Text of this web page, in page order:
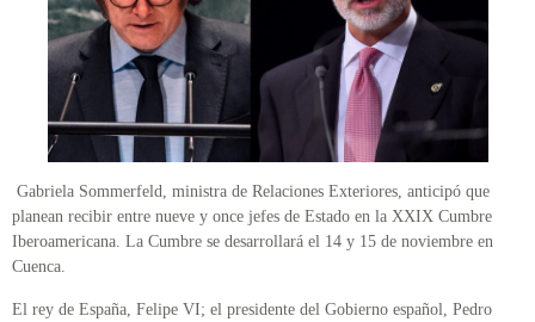
Gabriela Sommerfeld, ministra de Relaciones Exteriores, anticipó que
planean recibir entre nueve y once jefes de Estado en la XXIX Cumbre
Iberoamericana. La Cumbre se desarrollará el 14 y 15 de noviembre en
Cuenca.
El rey de España, Felipe VI; el presidente del Gobierno español, Pedro